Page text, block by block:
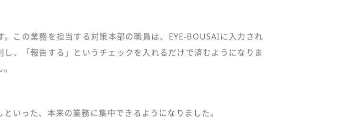
この業務を担当する対策本部の職員は、EYE-BOUSAIに入力され
、「報告する」というチェックを入れるだけで済むようになりま
いった、本来の業務に集中できるようになりました。